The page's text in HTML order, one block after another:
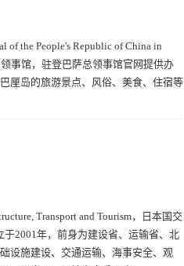
of the People's Republic of China in
事馆，驻登巴萨总领事馆官网提供办
厘岛的旅游景点、风俗、美食、住宿等
Transport and Tourism，日本国交
2001年，前身为建设省、运输省、北
设施建设、交通运输、海事安全、观